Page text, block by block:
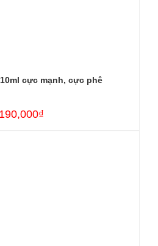
cực mạnh, cực phê
190,000₫